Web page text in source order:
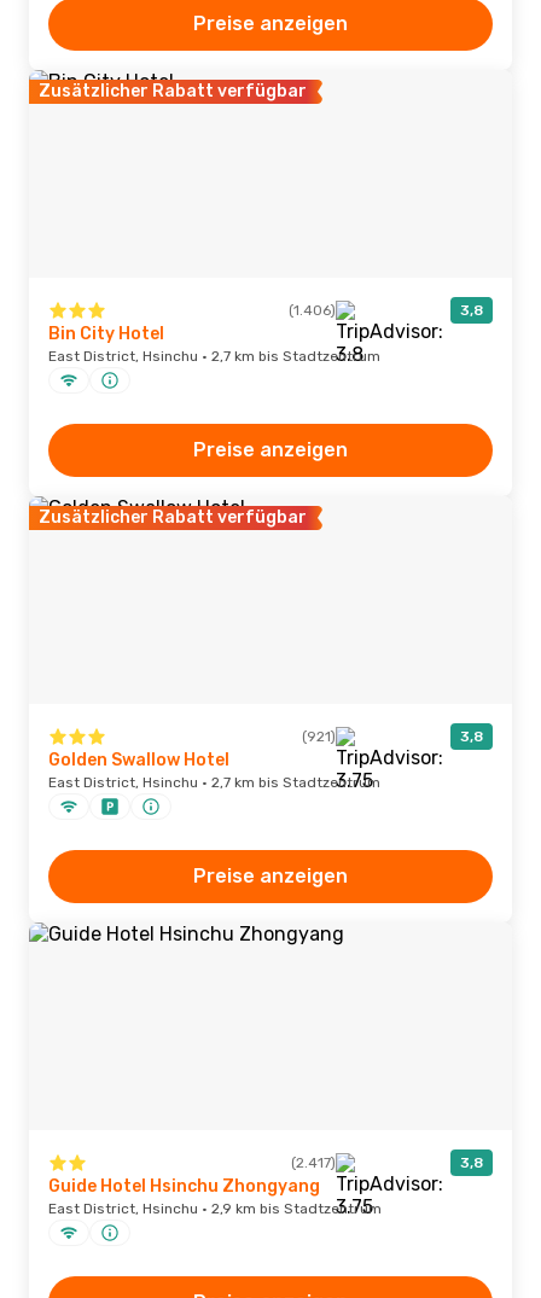
Preise anzeigen
Zusätzlicher Rabatt verfügbar
(1.406) 3,8
Bin City Hotel
East District, Hsinchu · 2,7 km bis Stadtzentrum
Preise anzeigen
Zusätzlicher Rabatt verfügbar
(921) 3,8
Golden Swallow Hotel
East District, Hsinchu · 2,7 km bis Stadtzentrum
Preise anzeigen
(2.417) 3,8
Guide Hotel Hsinchu Zhongyang
East District, Hsinchu · 2,9 km bis Stadtzentrum